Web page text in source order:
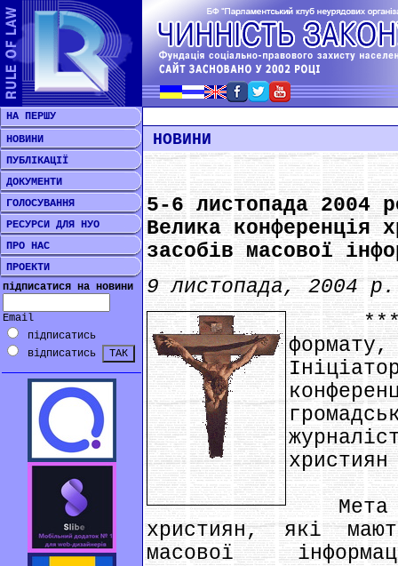
НА ПЕРШУ
НОВИНИ
ПУБЛІКАЦІЇ
ДОКУМЕНТИ
ГОЛОСУВАННЯ
РЕСУРСИ ДЛЯ НУО
ПРО НАС
ПРОЕКТИ
підписатися на новини
Email
підписатись
відписатись
НОВИНИ
5-6 листопада 2004
Велика конференція
засобів масової
9 листопада, 2004 р.
*** Цей
Мета
християн, які
масової